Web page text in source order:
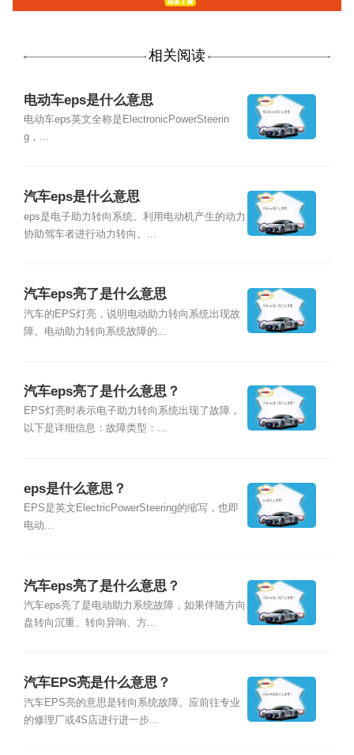
相关阅读
电动车eps是什么意思
电动车eps英文全称是ElectronicPowerSteerin
g，...
汽车eps是什么意思
eps是电子助力转向系统。利用电动机产生的动力
协助驾车者进行动力转向。...
汽车eps亮了是什么意思
汽车的EPS灯亮，说明电动助力转向系统出现故
障。电动助力转向系统故障的...
汽车eps亮了是什么意思？
EPS灯亮时表示电子助力转向系统出现了故障，
以下是详细信息：故障类型：...
eps是什么意思？
EPS是英文ElectricPowerSteering的缩写，也即
电动...
汽车eps亮了是什么意思？
汽车eps亮了是电动助力系统故障，如果伴随方向
盘转向沉重、转向异响、方...
汽车EPS亮是什么意思？
汽车EPS亮的意思是转向系统故障。应前往专业
的修理厂或4S店进行进一步...